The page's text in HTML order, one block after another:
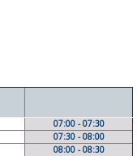
07:00 - 07:30
07:30 - 08:00
08:00 - 08:30